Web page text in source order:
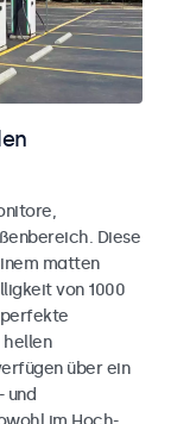
Diese
matten
von 1000
hellen
über ein
und